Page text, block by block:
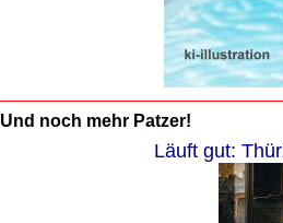
Und noch mehr Patzer!
Läuft gut: